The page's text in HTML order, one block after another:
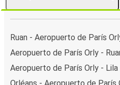
Ruan - Aeropuerto de París
Aeropuerto de París Orly -
Aeropuerto de París Orly - Lila
Orléans - Aeropuerto de París